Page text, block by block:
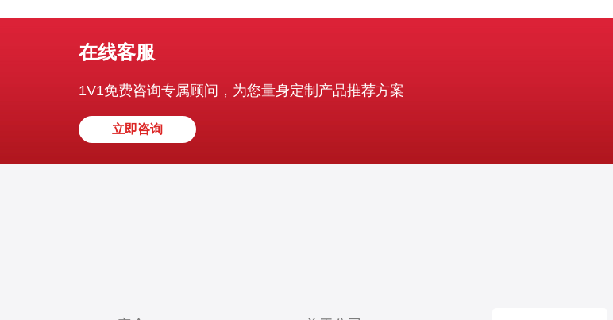
在线客服
1V1免费咨询专属顾问，为您量身定制产品推荐方案
立即咨询